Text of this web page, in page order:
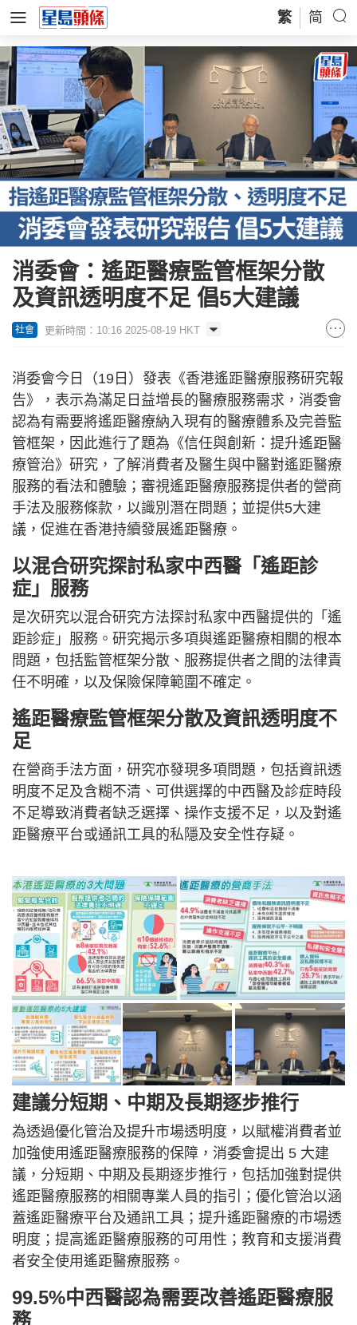
繁 简
消委會：遙距醫療監管框架分散
及資訊透明度不足 倡5大建議
社會 更新時間：10:16 2025-08-19 HKT
消委會今日（19日）發表《香港遙距醫療服務研究報
告》，表示為滿足日益增長的醫療服務需求，消委會
認為有需要將遙距醫療納入現有的醫療體系及完善監
管框架，因此進行了題為《信任與創新：提升遙距醫
療管治》研究，了解消費者及醫生與中醫對遙距醫療
服務的看法和體驗；審視遙距醫療服務提供者的營商
手法及服務條款，以識別潛在問題；並提供5大建
議，促進在香港持續發展遙距醫療。
以混合研究探討私家中西醫「遙距診
症」服務
是次研究以混合研究方法探討私家中西醫提供的「遙
距診症」服務。研究揭示多項與遙距醫療相關的根本
問題，包括監管框架分散、服務提供者之間的法律責
任不明確，以及保險保障範圍不確定。
遙距醫療監管框架分散及資訊透明度不
足
在營商手法方面，研究亦發現多項問題，包括資訊透
明度不足及含糊不清、可供選擇的中西醫及診症時段
不足導致消費者缺乏選擇、操作支援不足，以及對遙
距醫療平台或通訊工具的私隱及安全性存疑。
建議分短期、中期及長期逐步推行
為透過優化管治及提升市場透明度，以賦權消費者並
加強使用遙距醫療服務的保障，消委會提出 5 大建
議，分短期、中期及長期逐步推行，包括加強對提供
遙距醫療服務的相關專業人員的指引；優化管治以涵
蓋遙距醫療平台及通訊工具；提升遙距醫療的市場透
明度；提高遙距醫療服務的可用性；教育和支援消費
者安全使用遙距醫療服務。
99.5%中西醫認為需要改善遙距醫療服
務